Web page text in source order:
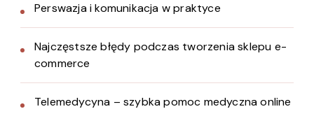
Perswazja i komunikacja w praktyce
Najczęstsze błędy podczas tworzenia sklepu e-
commerce
Telemedycyna – szybka pomoc medyczna online